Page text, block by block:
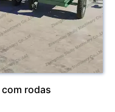
rodas